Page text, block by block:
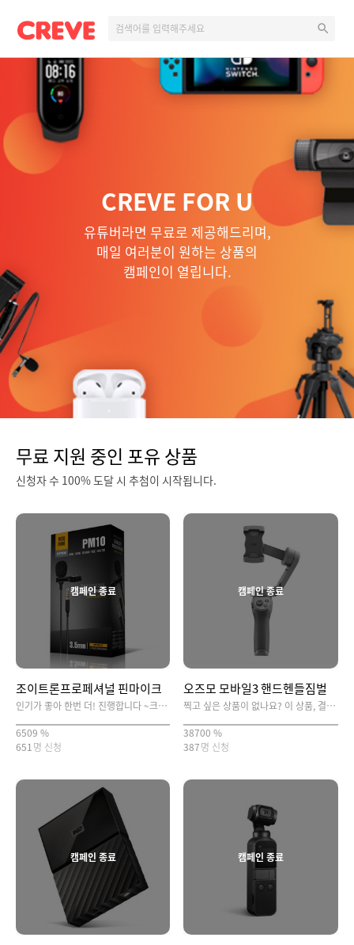
CREVE FOR U
유튜버라면 무료로 제공해드리며,
매일 여러분이 원하는 상품의
캠페인이 열립니다.
무료 지원 중인 포유 상품
신청자 수 100% 도달 시 추첨이 시작됩니다.
캠페인 종료
조이트론프로페셔널 핀마이크
인기가 좋아 한번 더! 진행합니다 ~크레브에서 제공하는 핀마이크 사용하시고 선명한 소리를 느껴보세요!
6509 %
651명 신청
캠페인 종료
오즈모 모바일3 핸드헨들짐벌
찍고 싶은 상품이 없나요? 이 상품, 결과발표는 과연 어떤 상품이 되었을까요?
38700 %
387명 신청
캠페인 종료 캠페인 종료